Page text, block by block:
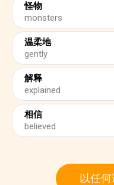
怪物
monsters
温柔地
gently
解释
explained
相信
believed
以任